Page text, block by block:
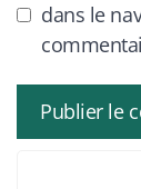
dans le